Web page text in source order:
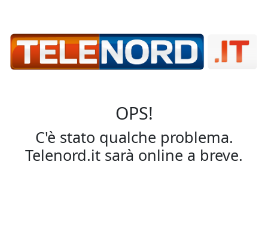
OPS!
C'è stato qualche problema.
Telenord.it sarà online a breve.